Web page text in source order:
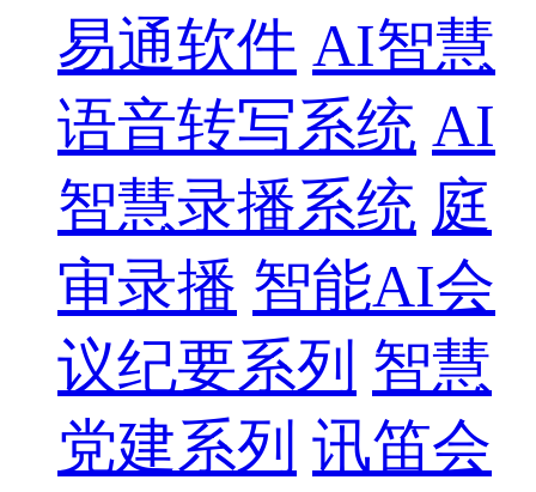
易通软件 AI智慧
语音转写系统 AI
智慧录播系统 庭
审录播 智能AI会
议纪要系列 智慧
党建系列 讯笛会